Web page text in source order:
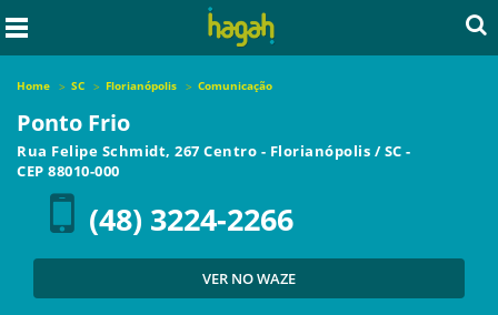
Home SC Florianópolis Comunicação
Ponto Frio
Rua Felipe Schmidt, 267 Centro - Florianópolis /SC -
CEP 88010-000
(48) 3224-2266
VER NO WAZE